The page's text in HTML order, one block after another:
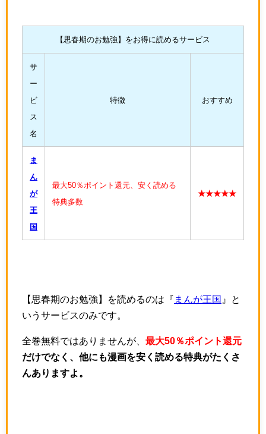
【思春期のお勉強】をお得に読めるサービス
サ
ー
ビ
ス
名
特徴 おすすめ
ま
ん
が
王
国
最大50％ポイント還元、安く読める
特典多数
★★★★★
【思春期のお勉強】を読めるのは『 まんが王国 』と
いうサービスのみです。
全巻無料ではありませんが、 最大50％ポイント還元
だけでなく、他にも漫画を安く読める特典がたくさ
んありますよ。